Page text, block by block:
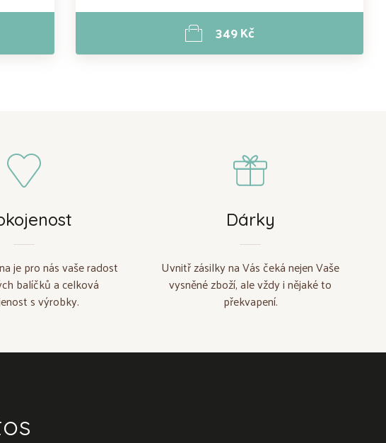
349 Kč
je pro nás vaše radost
balíčků a celková
s výrobky.
Dárky
Uvnitř zásilky na Vás čeká nejen Vaše
vysněné zboží, ale vždy i nějaké to
překvapení.